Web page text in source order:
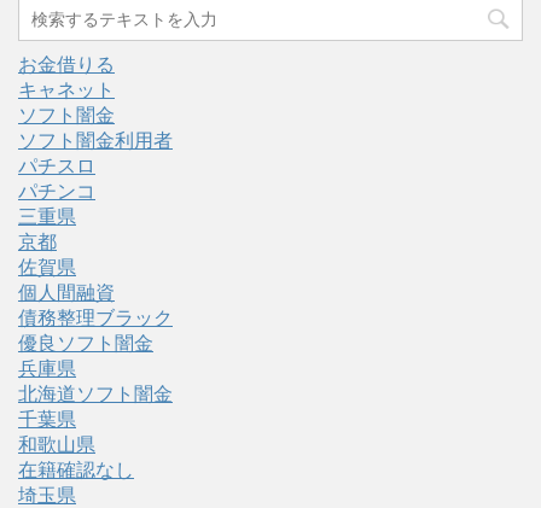
お金借りる
キャネット
ソフト闇金
ソフト闇金利用者
パチスロ
パチンコ
三重県
京都
佐賀県
個人間融資
債務整理ブラック
優良ソフト闇金
兵庫県
北海道ソフト闇金
千葉県
和歌山県
在籍確認なし
埼玉県